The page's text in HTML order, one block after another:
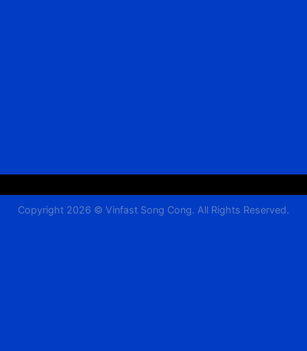
Copyright 2026 © Vinfast Song Cong. All Rights Reserved.